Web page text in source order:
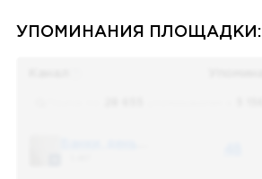
УПОМИНАНИЯ ПЛОЩАДКИ: